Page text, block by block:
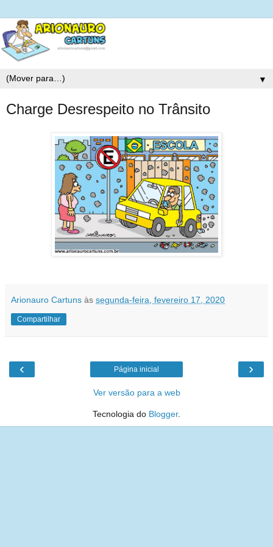
▼
Charge Desrespeito no Trânsito
Arionauro Cartuns às segunda-feira, fevereiro 17, 2020
Compartilhar
‹ ›
Página inicial
Ver versão para a web
Tecnologia do Blogger.